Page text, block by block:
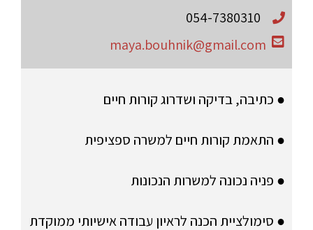
054-7380310
maya.bouhnik@gmail.com
● כתיבה, בדיקה ושדרוג קורות חיים
● התאמת קורות חיים למשרה ספציפית
● פניה נכונה למשרות הנכונות
● סימולציית הכנה לראיון עבודה אישיותי ממוקדת